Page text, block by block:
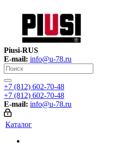
Piusi-RUS
E-mail: info@u-78.ru
+7 (812) 602-70-48
+7 (812) 602-70-48
E-mail: info@u-78.ru
Каталог